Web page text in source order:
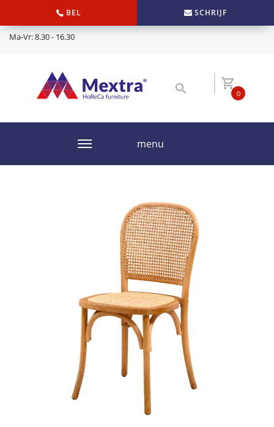
BEL SCHRIJF
Ma-Vr: 8.30 - 16.30
0
menu